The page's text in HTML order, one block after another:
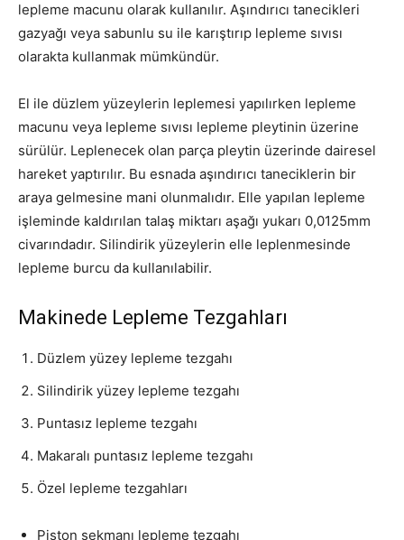
lepleme macunu olarak kullanılır. Aşındırıcı tanecikleri
gazyağı veya sabunlu su ile karıştırıp lepleme sıvısı
olarakta kullanmak mümkündür.
El ile düzlem yüzeylerin leplemesi yapılırken lepleme
macunu veya lepleme sıvısı lepleme pleytinin üzerine
sürülür. Leplenecek olan parça pleytin üzerinde dairesel
hareket yaptırılır. Bu esnada aşındırıcı taneciklerin bir
araya gelmesine mani olunmalıdır. Elle yapılan lepleme
işleminde kaldırılan talaş miktarı aşağı yukarı 0,0125mm
civarındadır. Silindirik yüzeylerin elle leplenmesinde
lepleme burcu da kullanılabilir.
Makinede Lepleme Tezgahları
Düzlem yüzey lepleme tezgahı
Silindirik yüzey lepleme tezgahı
Puntasız lepleme tezgahı
Makaralı puntasız lepleme tezgahı
Özel lepleme tezgahları
Piston sekmanı lepleme tezgahı